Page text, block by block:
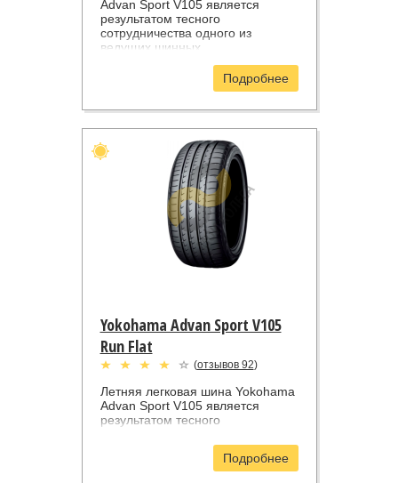
Advan Sport V105 является
результатом тесного
сотрудничества одного из
ведущих шинных
Daimler. Эта шина была
разработана на основе
заказу немецкого производителя
шины входят в первичную
комплектацию моделей
Mercedes-Benz SLK и SLS, а
также ряда других немецких
производителей спортивных
автомобилей премиум-класса.
Данная модель выпускается в 8
типоразмерах, начиная от
205/55R16 и заканчивая
Подробнее
Yokohama Advan Sport V105
Run Flat
(отзывов 92)
Летняя легковая шина Yokohama
Advan Sport V105 является
результатом тесного
производителей с компанией
Подробнее